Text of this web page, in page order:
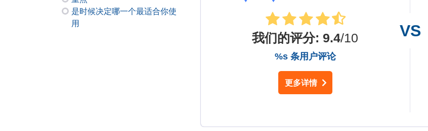
是时候决定哪一个最适合你使
用
我们的评分: 9.4/10
%s 条用户评论
更多详情